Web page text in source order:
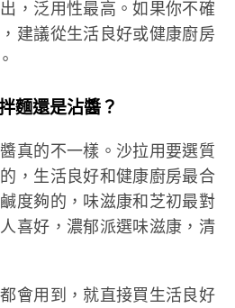
，泛用性最高。如果你不確
建議從生活良好或健康廚房
麵還是沾醬？
真的不一樣。沙拉用要選質
，生活良好和健康廚房最合
度夠的，味滋康和芝初最對
喜好，濃郁派選味滋康，清
會用到，就直接買生活良好